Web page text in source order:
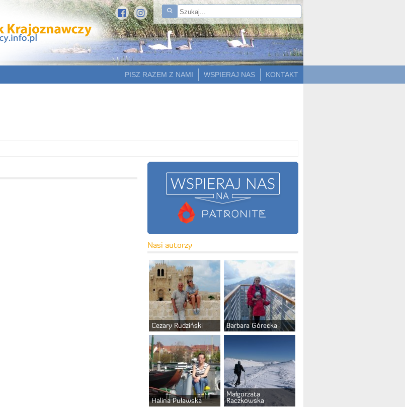
KONTAKT
WSPIERAJ NAS
PISZ RAZEM Z NAMI
Nasi autorzy
Cezary Rudziński Barbara Górecka
Halina Puławska
Małgorzata
Raczkowska